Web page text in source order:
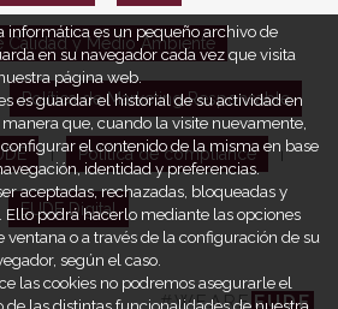
Calidad y Medio Ambiente
Política de Marketing Responsable
Política de compliance
EUDE Digital
#WEAREEUDE
informática es un pequeño archivo de
en su navegador cada vez que visita
página web.
es guardar el historial de su actividad en
que, cuando la visite nuevamente,
el contenido de la misma en base
identidad y preferencias.
aceptadas, rechazadas, bloqueadas y
Ello podrá hacerlo mediante las opciones
o a través de la configuración de su
según el caso.
las cookies no podremos asegurarle el